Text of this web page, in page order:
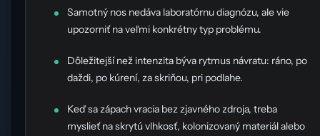
Samotný nos nedáva laboratórnu diagnózu, ale vie
upozorniť na veľmi konkrétny typ problému.
Dôležitejší než intenzita býva rytmus návratu: ráno, po
daždi, po kúrení, za skriňou, pri podlahe.
Keď sa zápach vracia bez zjavného zdroja, treba
myslieť na skrytú vlhkosť, kolonizovaný materiál alebo